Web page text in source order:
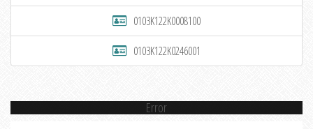
0103K122K0008100
0103K122K0246001
Error